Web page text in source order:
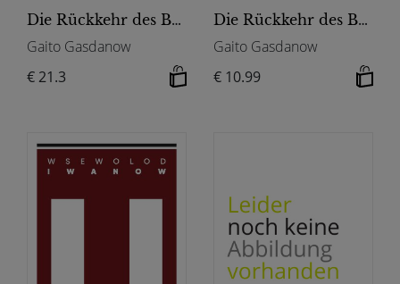
Die Rückkehr des Buddha
Gaito Gasdanow
€ 21.3
Die Rückkehr des Buddha
Gaito Gasdanow
€ 10.99